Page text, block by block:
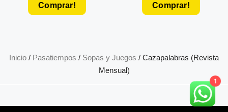
Comprar! Comprar!
Inicio / Pasatiempos / Sopas y Juegos / Cazapalabras (Revista
Mensual)
1